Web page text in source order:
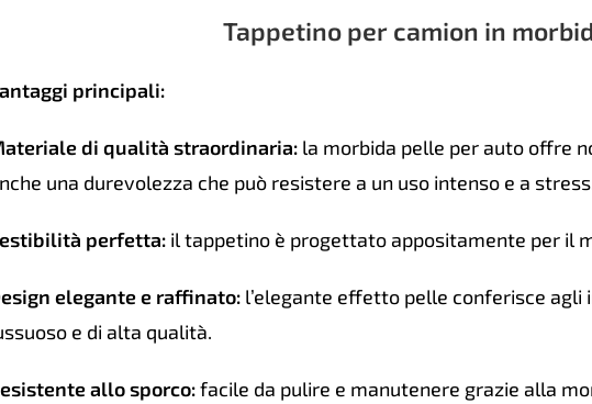
Tappetino per camion in
principali:
di qualità straordinaria:la morbida pelle per auto offre
una durevolezza che può resistere a un uso intenso e a
perfetta:il tappetino è progettato appositamente per il
elegante e raffinato:l’elegante effetto pelle conferisce agli
e di alta qualità.
allo sporco:facile da pulire e manutenere grazie alla